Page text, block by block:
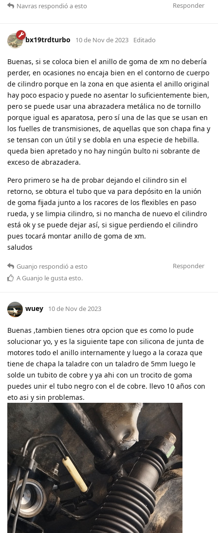
Responder
Navras respondió a esto
bx19trdturbo 10 de Nov de 2023 Editado
Buenas, si se coloca bien el anillo de goma de xm no debería
perder, en ocasiones no encaja bien en el contorno de cuerpo
de cilindro porque en la zona en que asienta el anillo original
hay poco espacio y puede no asentar lo suficientemente bien,
pero se puede usar una abrazadera metálica no de tornillo
porque igual es aparatosa, pero sí una de las que se usan en
los fuelles de transmisiones, de aquellas que son chapa fina y
se tensan con un útil y se dobla en una especie de hebilla.
queda bien apretado y no hay ningún bulto ni sobrante de
exceso de abrazadera.
Pero primero se ha de probar dejando el cilindro sin el
retorno, se obtura el tubo que va para depósito en la unión
de goma fijada junto a los racores de los flexibles en paso
rueda, y se limpia cilindro, si no mancha de nuevo el cilindro
está ok y se puede dejar así, si sigue perdiendo el cilindro
pues tocará montar anillo de goma de xm.
saludos
Responder
Guanjo respondió a esto
A Guanjo le gusta esto.
wuey 10 de Nov de 2023
Buenas ,tambien tienes otra opcion que es como lo pude
solucionar yo, y es la siguiente tape con silicona de junta de
motores todo el anillo internamente y luego a la coraza que
tiene de chapa la taladre con un taladro de 5mm luego le
solde un tubito de cobre y ya ahi con un trocito de goma
puedes unir el tubo negro con el de cobre. llevo 10 años con
eto asi y sin problemas.